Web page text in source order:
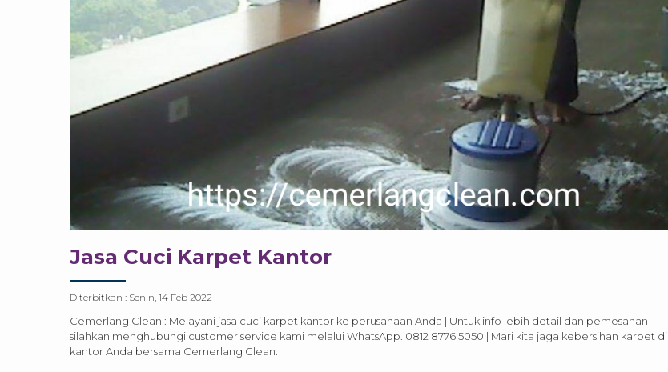
Jasa Cuci Karpet Kantor
Diterbitkan : Senin, 14 Feb 2022
Cemerlang Clean : Melayani jasa cuci karpet kantor ke perusahaan Anda | Untuk info lebih detail dan pemesanan
silahkan menghubungi customer service kami melalui WhatsApp. 0812 8776 5050 | Mari kita jaga kebersihan karpet di
kantor Anda bersama Cemerlang Clean.